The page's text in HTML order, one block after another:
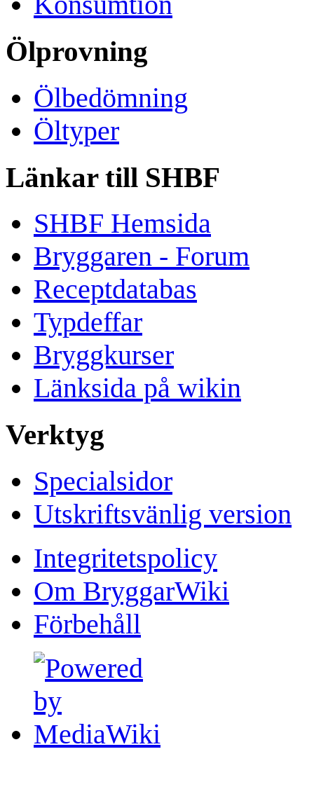
Ölprovning
Ölbedömning
Öltyper
Länkar till SHBF
SHBF Hemsida
Bryggaren - Forum
Receptdatabas
Typdeffar
Bryggkurser
Länksida på wikin
Verktyg
Specialsidor
Utskriftsvänlig version
Integritetspolicy
Om BryggarWiki
Förbehåll